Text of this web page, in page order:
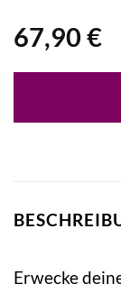
67,90 €
Erwecke